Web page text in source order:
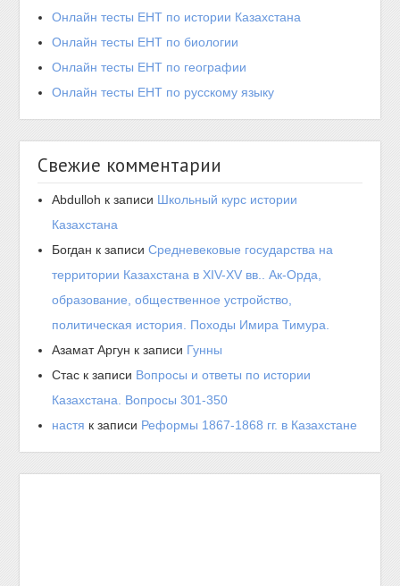
Онлайн тесты ЕНТ по истории Казахстана
Онлайн тесты ЕНТ по биологии
Онлайн тесты ЕНТ по географии
Онлайн тесты ЕНТ по русскому языку
Свежие комментарии
Abdulloh к записи Школьный курс истории
Казахстана
Богдан к записиСредневековые государства на
территории Казахстана в XIV-XV вв.. Ак-Орда,
образование, общественное устройство,
политическая история. Походы Имира Тимура.
Азамат Аргун к записи Гунны
Стас к записи Вопросы и ответы по истории
Казахстана. Вопросы 301-350
настя к записи Реформы 1867-1868 гг. в Казахстане